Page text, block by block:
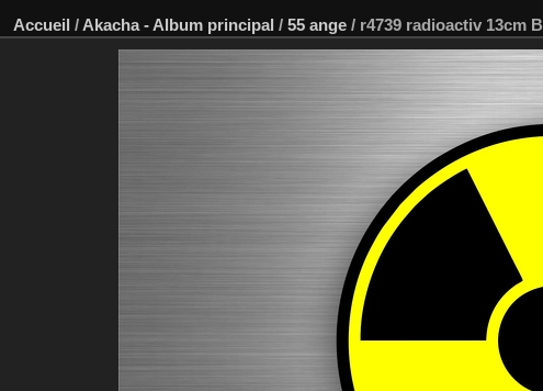
Accueil / Akacha - Album principal / 55 ange / r4739 radioactiv 13cm B